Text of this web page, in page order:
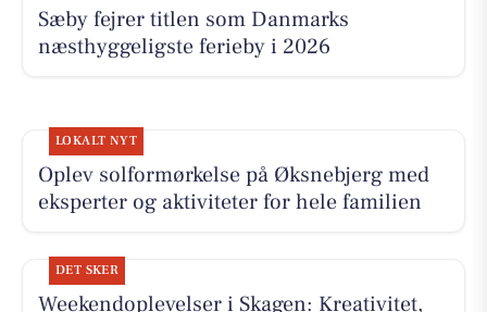
Sæby fejrer titlen som Danmarks
næsthyggeligste ferieby i 2026
LOKALT NYT
Oplev solformørkelse på Øksnebjerg med
eksperter og aktiviteter for hele familien
DET SKER
Weekendoplevelser i Skagen: Kreativitet,